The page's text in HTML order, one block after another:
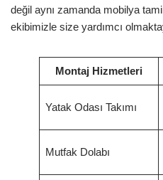
değil aynı zamanda mobilya
ekibimizle size yardımcı
Montaj Hizmetleri
Yatak Odası Takımı
Mutfak Dolabı